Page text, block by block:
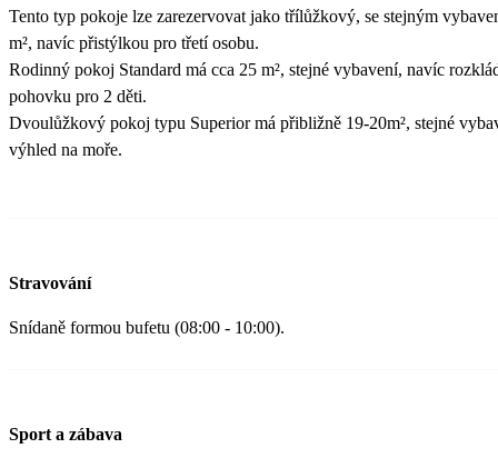
Tento typ pokoje lze zarezervovat jako třílůžkový, se stejným
m², navíc přistýlkou pro třetí osobu.
Rodinný pokoj Standard má cca 25 m², stejné vybavení, navíc
pohovku pro 2 děti.
Dvoulůžkový pokoj typu Superior má přibližně 19-20m², stejné
výhled na moře.
Stravování
Snídaně formou bufetu (08:00 - 10:00).
Sport a zábava